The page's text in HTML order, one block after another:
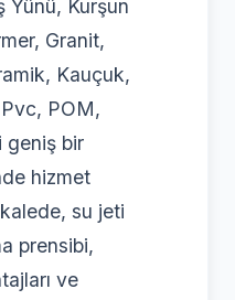
Yünü, Kurşun
Granit,
Kauçuk,
POM,
geniş bir
hizmet
su jeti
prensibi,
ve